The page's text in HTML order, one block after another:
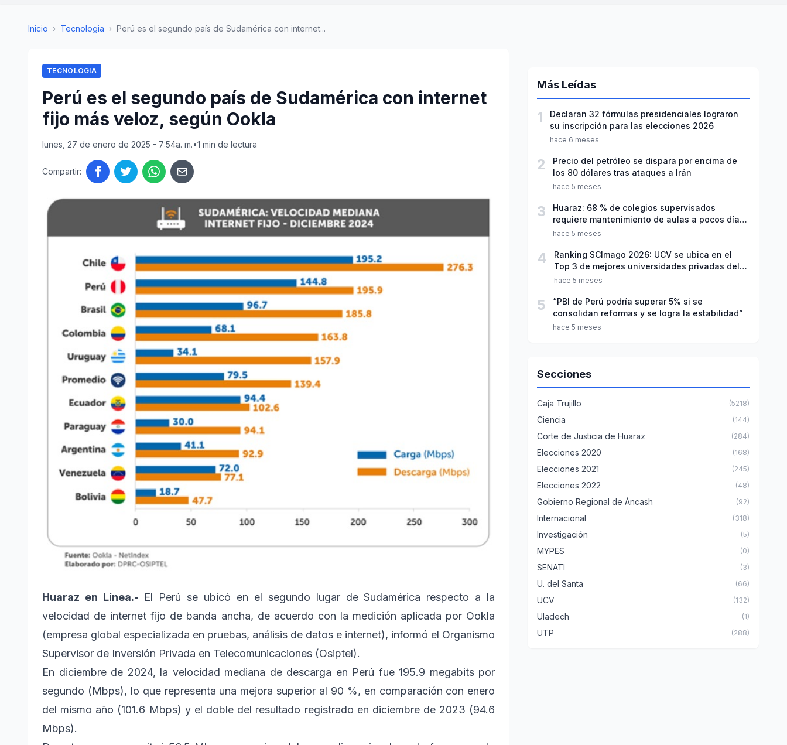
Inicio › Tecnologia › Perú es el segundo país de Sudamérica con internet...
TECNOLOGIA
Perú es el segundo país de Sudamérica con internet
fijo más veloz, según Ookla
lunes, 27 de enero de 2025 - 7:54a. m.•1 min de lectura
Compartir:
Huaraz en Línea.- El Perú se ubicó en el segundo lugar de Sudamérica respecto a la
velocidad de internet fijo de banda ancha, de acuerdo con la medición aplicada por Ookla
(empresa global especializada en pruebas, análisis de datos e internet), informó el Organismo
Supervisor de Inversión Privada en Telecomunicaciones (Osiptel).
En diciembre de 2024, la velocidad mediana de descarga en Perú fue 195.9 megabits por
segundo (Mbps), lo que representa una mejora superior al 90 %, en comparación con enero
del mismo año (101.6 Mbps) y el doble del resultado registrado en diciembre de 2023 (94.6
Mbps).
Más Leídas
1
Declaran 32 fórmulas presidenciales lograron
su inscripción para las elecciones 2026
hace 6 meses
2
Precio del petróleo se dispara por encima de
los 80 dólares tras ataques a Irán
hace 5 meses
3
Huaraz: 68 % de colegios supervisados
requiere mantenimiento de aulas a pocos días
de inicio del año escolar 2026
hace 5 meses
4
Ranking SCImago 2026: UCV se ubica en el
Top 3 de mejores universidades privadas del
Perú
hace 5 meses
5
“PBI de Perú podría superar 5% si se
consolidan reformas y se logra la estabilidad”
hace 5 meses
Secciones
Caja Trujillo (5218)
Ciencia (144)
Corte de Justicia de Huaraz (284)
Elecciones 2020 (168)
Elecciones 2021 (245)
Elecciones 2022 (48)
Gobierno Regional de Áncash (92)
Internacional (318)
Investigación (5)
MYPES (0)
SENATI (3)
U. del Santa (66)
UCV (132)
Uladech (1)
UTP (288)